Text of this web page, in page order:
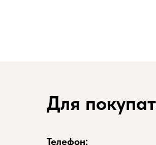
Для
Телефон: